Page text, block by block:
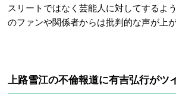
スリートではなく芸能人に対してするよ
のファンや関係者からは批判的な声が上が
上路雪江の不倫報道に有吉弘行がツ